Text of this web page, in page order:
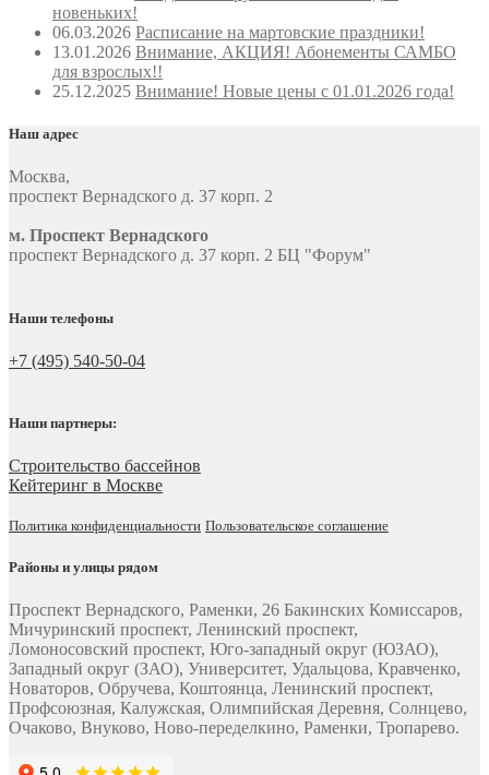
новеньких!
06.03.2026 Расписание на мартовские праздники!
13.01.2026 Внимание, АКЦИЯ! Абонементы САМБО
для взрослых!!
25.12.2025 Внимание! Новые цены с 01.01.2026 года!
Наш адрес
Москва,
проспект Вернадского д. 37 корп. 2
м. Проспект Вернадского
проспект Вернадского д. 37 корп. 2 БЦ "Форум"
Наши телефоны
+7 (495) 540-50-04
Наши партнеры:
Строительство бассейнов
Кейтеринг в Москве
Политика конфиденциальности Пользовательское соглашение
Районы и улицы рядом
Проспект Вернадского, Раменки, 26 Бакинских Комиссаров,
Мичуринский проспект, Ленинский проспект,
Ломоносовский проспект, Юго-западный округ (ЮЗАО),
Западный округ (ЗАО), Университет, Удальцова, Кравченко,
Новаторов, Обручева, Коштоянца, Ленинский проспект,
Профсоюзная, Калужская, Олимпийская Деревня, Солнцево,
Очаково, Внуково, Ново-переделкино, Раменки, Тропарево.